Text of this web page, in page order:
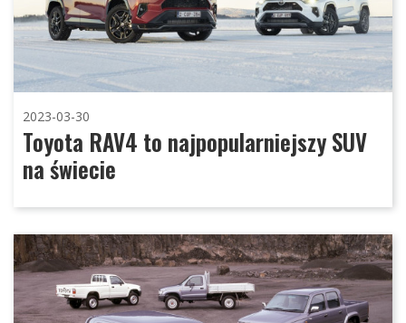
2023-03-30
Toyota RAV4 to najpopularniejszy SUV
na świecie